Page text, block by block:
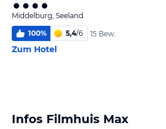
Middelburg, Seeland
100% 5,4/6 15 Bew.
Zum Hotel
Infos Filmhuis Max